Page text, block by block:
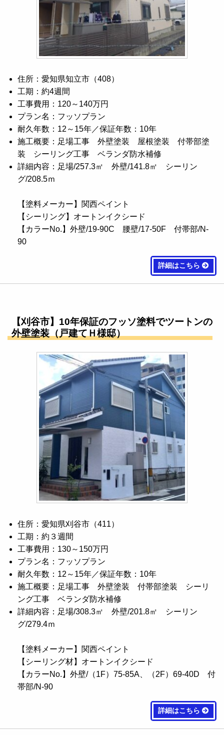
住所：愛知県知立市（408）
工期：約4週間
工事費用：120～140万円
プラン名：フッソプラン
耐久年数：12～15年／保証年数：10年
施工概要：足場工事 外壁塗装 屋根塗装 付帯部塗
装 シーリング工事 ベランダ防水補修
詳細内容：足場/257.3㎡ 外壁/141.8㎡ シーリン
グ/208.5ｍ
【塗料メーカー】関西ペイント
【シーリング】オートンイクシード
【カラーNo.】外壁/19-90C 腰壁/17-50F 付帯部/N-
90
詳細はこちら
【刈谷市】10年保証のフッソ塗料でツートンの
外壁塗装（戸建てＨ様邸）
住所：愛知県刈谷市（411）
工期：約３週間
工事費用：130～150万円
プラン名：フッソプラン
耐久年数：12～15年／保証年数：10年
施工概要：足場工事 外壁塗装 付帯部塗装 シーリ
ング工事 ベランダ防水補修
詳細内容：足場/308.3㎡ 外壁/201.8㎡ シーリン
グ/279.4ｍ
【塗料メーカー】関西ペイント
【シーリング材】オートンイクシード
【カラーNo.】外壁/（1F）75-85A、（2F）69-40D 付
帯部/N-90
詳細はこちら